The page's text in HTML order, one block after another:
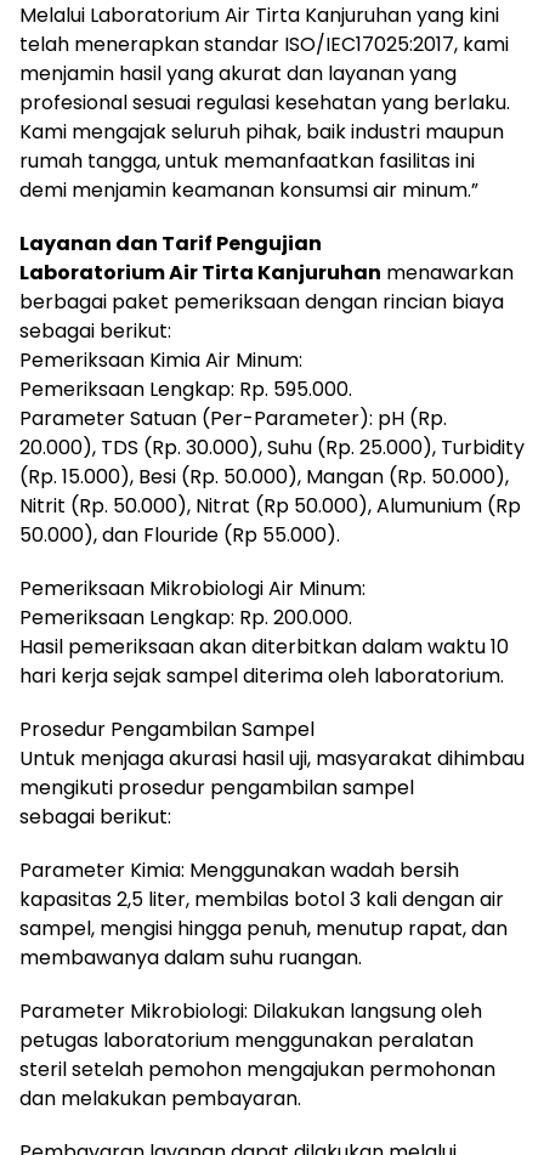
Melalui Laboratorium Air Tirta Kanjuruhan yang kini
telah menerapkan standar ISO/IEC17025:2017, kami
menjamin hasil yang akurat dan layanan yang
profesional sesuai regulasi kesehatan yang berlaku.
Kami mengajak seluruh pihak, baik industri maupun
rumah tangga, untuk memanfaatkan fasilitas ini
demi menjamin keamanan konsumsi air minum.”
Layanan dan Tarif Pengujian
Laboratorium Air Tirta Kanjuruhan menawarkan
berbagai paket pemeriksaan dengan rincian biaya
sebagai berikut:
Pemeriksaan Kimia Air Minum:
Pemeriksaan Lengkap: Rp. 595.000.
Parameter Satuan (Per-Parameter): pH (Rp.
20.000), TDS (Rp. 30.000), Suhu (Rp. 25.000), Turbidity
(Rp. 15.000), Besi (Rp. 50.000), Mangan (Rp. 50.000),
Nitrit (Rp. 50.000), Nitrat (Rp 50.000), Alumunium (Rp
50.000), dan Flouride (Rp 55.000).
Pemeriksaan Mikrobiologi Air Minum:
Pemeriksaan Lengkap: Rp. 200.000.
Hasil pemeriksaan akan diterbitkan dalam waktu 10
hari kerja sejak sampel diterima oleh laboratorium.
Prosedur Pengambilan Sampel
Untuk menjaga akurasi hasil uji, masyarakat dihimbau
mengikuti prosedur pengambilan sampel
sebagai berikut:
Parameter Kimia: Menggunakan wadah bersih
kapasitas 2,5 liter, membilas botol 3 kali dengan air
sampel, mengisi hingga penuh, menutup rapat, dan
membawanya dalam suhu ruangan.
Parameter Mikrobiologi: Dilakukan langsung oleh
petugas laboratorium menggunakan peralatan
steril setelah pemohon mengajukan permohonan
dan melakukan pembayaran.